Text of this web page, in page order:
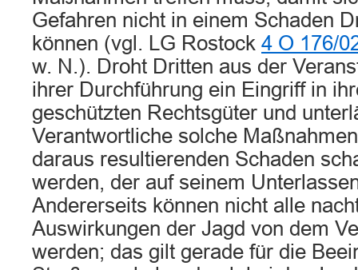
Gefahren nicht in einem Schaden
können (vgl. LG Rostock 4 O 176/
w. N.). Droht Dritten aus der
ihrer Durchführung ein Eingriff in
geschützten Rechtsgüter und
Verantwortliche solche
daraus resultierenden Schaden
werden, der auf seinem
Andererseits können nicht alle
Auswirkungen der Jagd von dem
werden; das gilt gerade für die